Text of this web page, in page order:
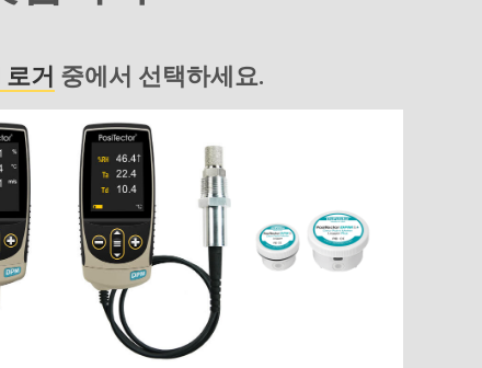
거 중에서 선택하세요.